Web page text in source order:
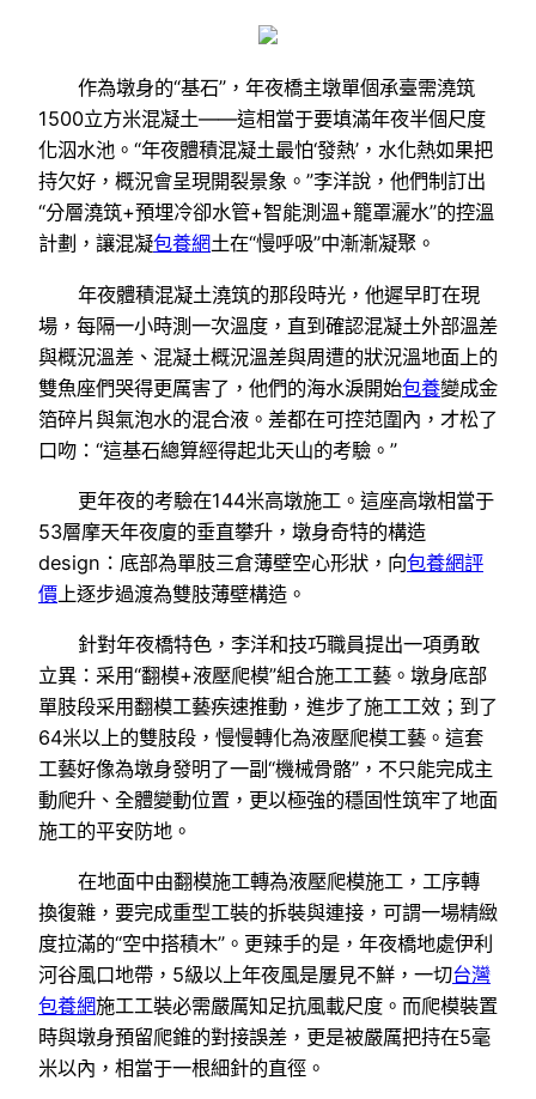
作為墩身的“基石”，年夜橋主墩單個承臺需澆筑
1500立方米混凝土——這相當于要填滿年夜半個尺度
化泅水池。“年夜體積混凝土最怕‘發熱’，水化熱如果把
持欠好，概況會呈現開裂景象。”李洋說，他們制訂出
“分層澆筑+預埋冷卻水管+智能測溫+籠罩灑水”的控溫
計劃，讓混凝包養網土在“慢呼吸”中漸漸凝聚。
年夜體積混凝土澆筑的那段時光，他遲早盯在現
場，每隔一小時測一次溫度，直到確認混凝土外部溫差
與概況溫差、混凝土概況溫差與周遭的狀況溫地面上的
雙魚座們哭得更厲害了，他們的海水淚開始包養變成金
箔碎片與氣泡水的混合液。差都在可控范圍內，才松了
口吻：“這基石總算經得起北天山的考驗。”
更年夜的考驗在144米高墩施工。這座高墩相當于
53層摩天年夜廈的垂直攀升，墩身奇特的構造
design：底部為單肢三倉薄壁空心形狀，向包養網評
價 上逐步過渡為雙肢薄壁構造。
針對年夜橋特色，李洋和技巧職員提出一項勇敢
立異：采用“翻模+液壓爬模”組合施工工藝。墩身底部
單肢段采用翻模工藝疾速推動，進步了施工工效；到了
64米以上的雙肢段，慢慢轉化為液壓爬模工藝。這套
工藝好像為墩身發明了一副“機械骨骼”，不只能完成主
動爬升、全體變動位置，更以極強的穩固性筑牢了地面
施工的平安防地。
在地面中由翻模施工轉為液壓爬模施工，工序轉
換復雜，要完成重型工裝的拆裝與連接，可謂一場精緻
度拉滿的“空中搭積木”。更辣手的是，年夜橋地處伊利
河谷風口地帶，5級以上年夜風是屢見不鮮，一切台灣
包養網施工工裝必需嚴厲知足抗風載尺度。而爬模裝置
時與墩身預留爬錐的對接誤差，更是被嚴厲把持在5毫
米以內，相當于一根細針的直徑。